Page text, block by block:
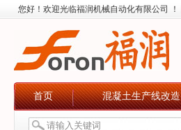
您好！欢迎光临福润机械自动化有限公司 ！
首页 混凝土生产线改造